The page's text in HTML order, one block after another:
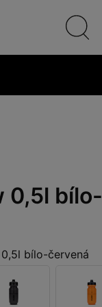
0,5l bílo-
bílo-červená